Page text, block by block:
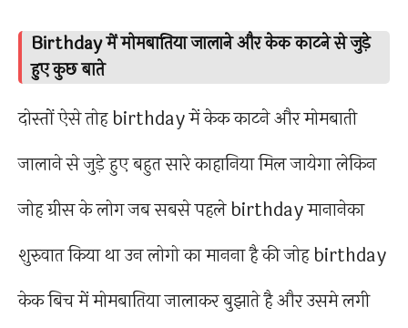
Birthday में मोमबातिया जालाने और केक काटने से जुड़े
हुए कुछ बाते
दोस्तों ऐसे तोह birthday में केक काटने और मोमबाती
जालाने से जुड़े हुए बहुत सारे काहानिया मिल जायेगा लेकिन
जोह ग्रीस के लोग जब सबसे पहले birthday मानानेका
शुरुवात किया था उन लोगो का मानना है की जोह birthday
केक बिच में मोमबातिया जालाकर बुझाते है और उसमे लगी